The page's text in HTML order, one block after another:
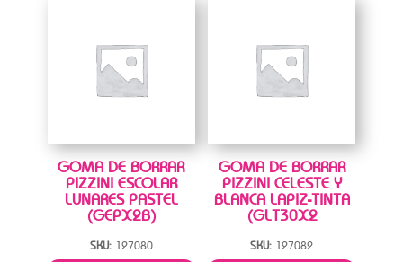
GOMA DE BORRAR
PIZZINI ESCOLAR
LUNARES PASTEL
(GEPX2B)
SKU: 127080
GOMA DE BORRAR
PIZZINI CELESTE Y
BLANCA LAPIZ-TINTA
(GLT30X2
SKU: 127082